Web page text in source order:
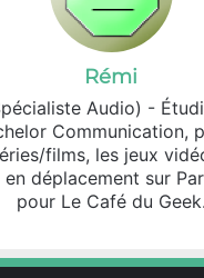
Rémi
Audio) -
Communication,
films, les jeux
déplacement sur
pour Le Café du Geek.